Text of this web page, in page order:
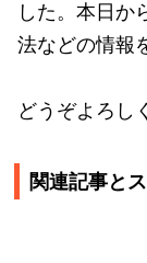
した。本日か
法などの情報
どうぞよろし
関連記事と